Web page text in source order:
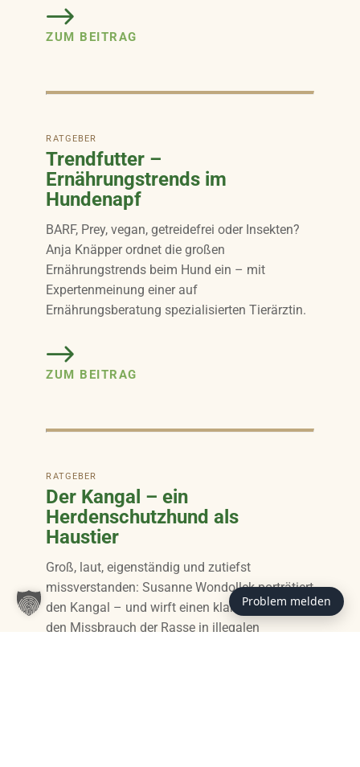
ZUM BEITRAG
RATGEBER
Trendfutter –
Ernährungstrends im
Hundenapf
BARF, Prey, vegan, getreidefrei oder Insekten?
Anja Knäpper ordnet die großen
Ernährungstrends beim Hund ein – mit
Expertenmeinung einer auf
Ernährungsberatung spezialisierten Tierärztin.
ZUM BEITRAG
RATGEBER
Der Kangal – ein
Herdenschutzhund als
Haustier
Groß, laut, eigenständig und zutiefst
missverstanden: Susanne Wondollek porträtiert
den Kangal – und wirft einen klaren Blick auf
den Missbrauch der Rasse in illegalen
Problem melden